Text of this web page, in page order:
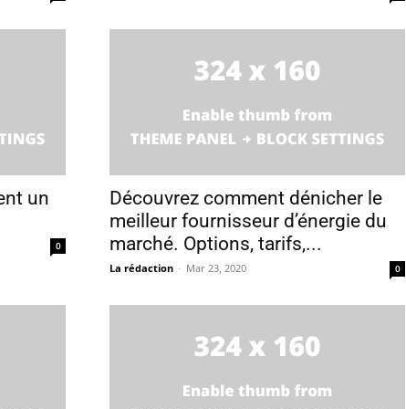
un
0
Découvrez comment dénicher le
meilleur fournisseur d’énergie du
marché. Options, tarifs,...
La rédaction - Mar 23, 2020 0